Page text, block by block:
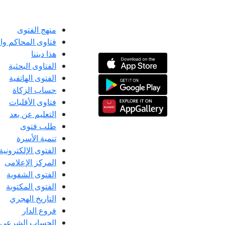
منهج الفتوى
فتاوى المحاكم
هذا ديننا
الفتاوى البحثية
الفتوى الهاتفية
حساب الزكاة
فتاوى الأقليات
التعليم عن بعد
طلب فتوى
تنمية الأسرة
الفتوى الإلكترونية
المركز الإعلامى
الفتوى الشفوية
الفتوى المكتوبة
التاريخ الهجري
فروع الدار
الحساب الشرعي